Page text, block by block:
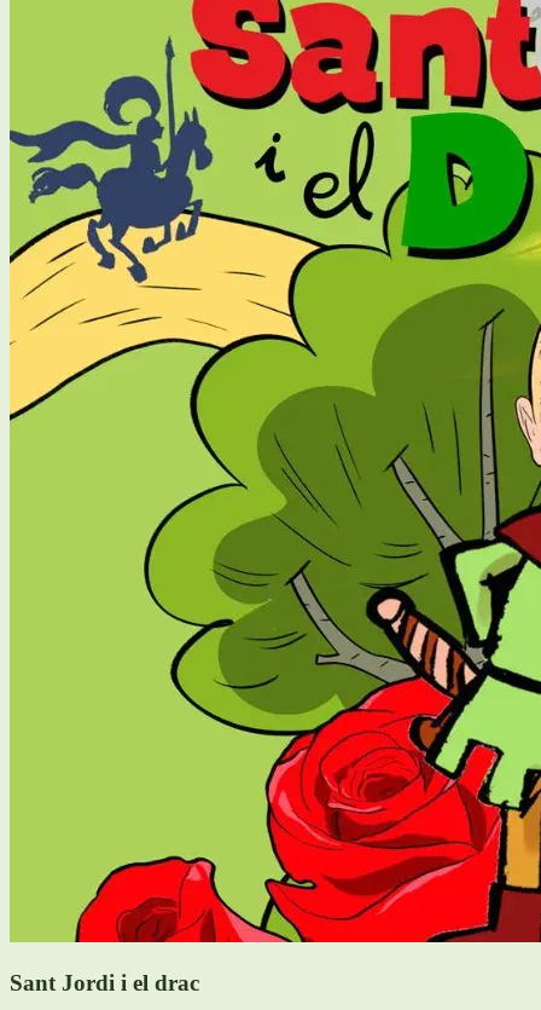
Sant Jordi i el drac